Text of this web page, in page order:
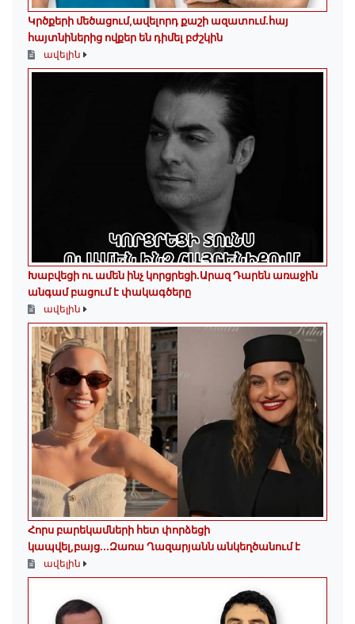
Կրծքերի մեծացում,ավելորդ քաշի ազատում.հայ
հայտնիներից ովքեր են դիմել բժշկին
ավելին
Խաբվեցի ու ամեն ինչ կորցրեցի.Արազ Դարեն առաջին
անգամ բացում է փակագծերը
ավելին
Հորս բարեկամների հետ փորձեցի
կապվել,բայց...Զառա Ղազարյանն անկեղծանում է
ավելին